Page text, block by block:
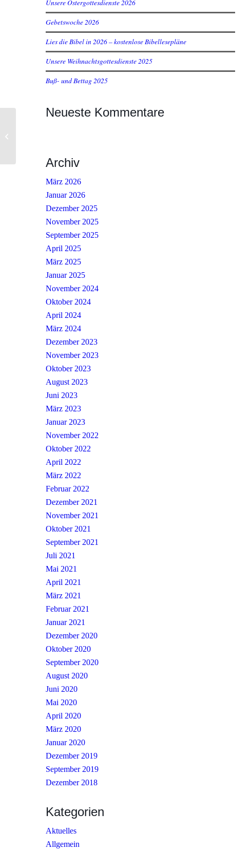
Unsere Ostergottesdienste 2026
Gebetswoche 2026
Lies die Bibel in 2026 – kostenlose Bibellesepläne
Unsere Weihnachtsgottesdienste 2025
Buß- und Bettag 2025
Neueste Kommentare
Archiv
März 2026
Januar 2026
Dezember 2025
November 2025
September 2025
April 2025
März 2025
Januar 2025
November 2024
Oktober 2024
April 2024
März 2024
Dezember 2023
November 2023
Oktober 2023
August 2023
Juni 2023
März 2023
Januar 2023
November 2022
Oktober 2022
April 2022
März 2022
Februar 2022
Dezember 2021
November 2021
Oktober 2021
September 2021
Juli 2021
Mai 2021
April 2021
März 2021
Februar 2021
Januar 2021
Dezember 2020
Oktober 2020
September 2020
August 2020
Juni 2020
Mai 2020
April 2020
März 2020
Januar 2020
Dezember 2019
September 2019
Dezember 2018
Kategorien
Aktuelles
Allgemein